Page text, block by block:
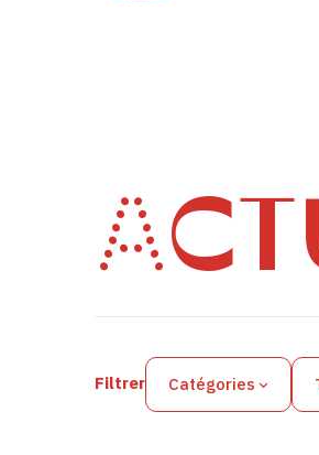
Filtres des actualités
Filtrer Catégories